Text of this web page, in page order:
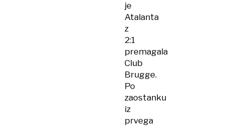
je
Atalanta
z
2:1
premagala
Club
Brugge.
Po
zaostanku
iz
prvega